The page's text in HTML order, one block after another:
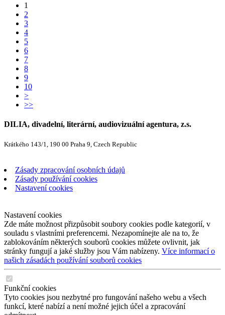
1
2
3
4
5
6
7
8
9
10
>
>>
DILIA, divadelní, literární, audiovizuální agentura, z.s.
Krátkého 143/1, 190 00 Praha 9, Czech Republic
Zásady zpracování osobních údajů
Zásady používání cookies
Nastavení cookies
Nastavení cookies
Zde máte možnost přizpůsobit soubory cookies podle kategorií, v
souladu s vlastními preferencemi. Nezapomínejte ale na to, že
zablokováním některých souborů cookies můžete ovlivnit, jak
stránky fungují a jaké služby jsou Vám nabízeny. Více informací o
našich zásadách používání souborů cookies
Funkční cookies
Tyto cookies jsou nezbytné pro fungování našeho webu a všech
funkcí, které nabízí a není možné jejich účel a zpracování